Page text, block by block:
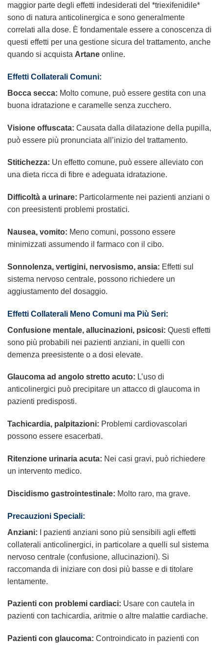
maggior parte degli effetti indesiderati del *triexifenidile*
sono di natura anticolinergica e sono generalmente
correlati alla dose. È fondamentale essere a conoscenza di
questi effetti per una gestione sicura del trattamento, anche
quando si acquista Artane online.
Effetti Collaterali Comuni:
Bocca secca: Molto comune, può essere gestita con una
buona idratazione e caramelle senza zucchero.
Visione offuscata: Causata dalla dilatazione della pupilla,
può essere più pronunciata all’inizio del trattamento.
Stitichezza: Un effetto comune, può essere alleviato con
una dieta ricca di fibre e adeguata idratazione.
Difficoltà a urinare: Particolarmente nei pazienti anziani o
con preesistenti problemi prostatici.
Nausea, vomito: Meno comuni, possono essere
minimizzati assumendo il farmaco con il cibo.
Sonnolenza, vertigini, nervosismo, ansia: Effetti sul
sistema nervoso centrale, possono richiedere un
aggiustamento del dosaggio.
Effetti Collaterali Meno Comuni ma Più Seri:
Confusione mentale, allucinazioni, psicosi: Questi effetti
sono più probabili nei pazienti anziani, in quelli con
demenza preesistente o a dosi elevate.
Glaucoma ad angolo stretto acuto: L’uso di
anticolinergici può precipitare un attacco di glaucoma in
pazienti predisposti.
Tachicardia, palpitazioni: Problemi cardiovascolari
possono essere esacerbati.
Ritenzione urinaria acuta: Nei casi gravi, può richiedere
un intervento medico.
Discidismo gastrointestinale: Molto raro, ma grave.
Precauzioni Speciali:
Anziani: I pazienti anziani sono più sensibili agli effetti
collaterali anticolinergici, in particolare a quelli sul sistema
nervoso centrale (confusione, allucinazioni). Si
raccomanda di iniziare con dosi più basse e di titolare
lentamente.
Pazienti con problemi cardiaci: Usare con cautela in
pazienti con tachicardia, aritmie o altre malattie cardiache.
Pazienti con glaucoma: Controindicato in pazienti con